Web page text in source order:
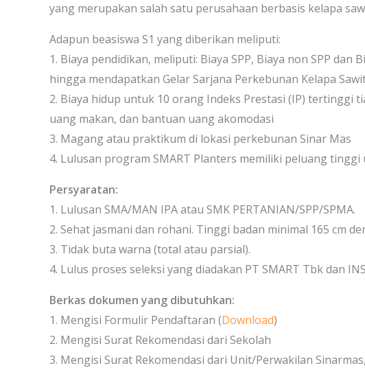
yang merupakan salah satu perusahaan berbasis kelapa
Adapun beasiswa S1 yang diberikan meliputi:
1. Biaya pendidikan, meliputi: Biaya SPP, Biaya non SPP
hingga mendapatkan Gelar Sarjana Perkebunan Kelapa
2. Biaya hidup untuk 10 orang Indeks Prestasi (IP) tertinggi
uang makan, dan bantuan uang akomodasi
3. Magang atau praktikum di lokasi perkebunan Sinar Mas
4. Lulusan program SMART Planters memiliki peluang
Persyaratan:
1. Lulusan SMA/MAN IPA atau SMK PERTANIAN/SPP/SPMA.
2. Sehat jasmani dan rohani. Tinggi badan minimal 165 cm
3. Tidak buta warna (total atau parsial).
4. Lulus proses seleksi yang diadakan PT SMART Tbk dan
Berkas dokumen yang dibutuhkan:
1. Mengisi Formulir Pendaftaran (Download)
2. Mengisi Surat Rekomendasi dari Sekolah
3. Mengisi Surat Rekomendasi dari Unit/Perwakilan